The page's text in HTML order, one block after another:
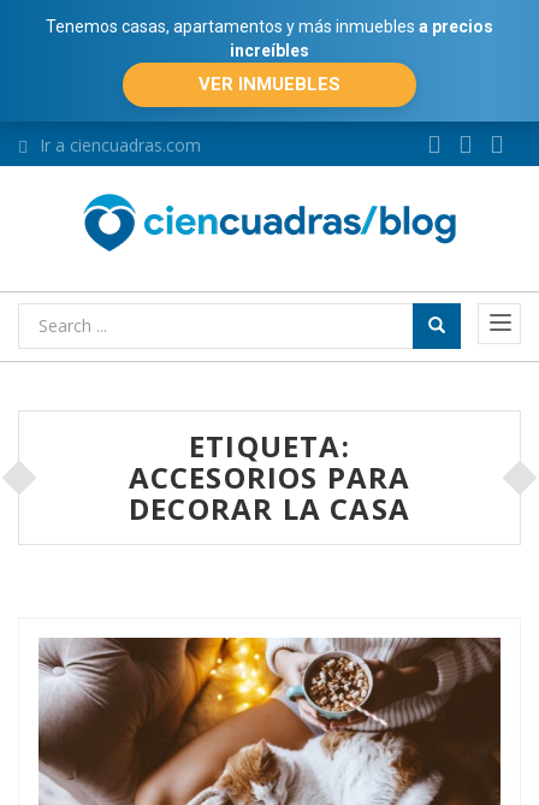
Tenemos casas, apartamentos y más inmuebles a precios
increíbles
VER INMUEBLES
Ir a ciencuadras.com
ETIQUETA:
ACCESORIOS PARA
DECORAR LA CASA